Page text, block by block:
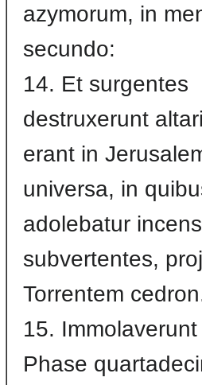
azymorum, in
secundo:
14. Et surgentes
destruxerunt
erant in
universa, in
adolebatur
subvertentes,
Torrentem
15.
Phase